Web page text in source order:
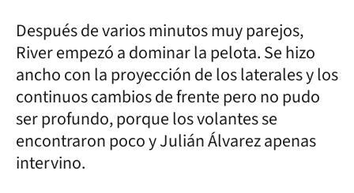
Después de varios minutos muy parejos,
River empezó a dominar la pelota. Se hizo
ancho con la proyección de los laterales y los
continuos cambios de frente pero no pudo
ser profundo, porque los volantes se
encontraron poco y Julián Álvarez apenas
intervino.